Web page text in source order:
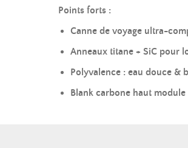
Points forts :
Canne de voyage ultra-
Anneaux titane + SiC pour
Polyvalence : eau douce &
Blank carbone haut